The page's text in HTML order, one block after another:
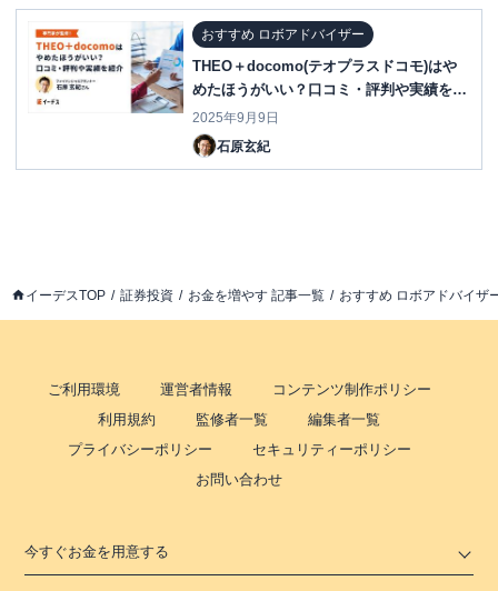
おすすめ ロボアドバイザー
THEO＋docomo(テオプラスドコモ)はや
めたほうがいい？口コミ・評判や実績を紹
介
2025年9月9日
石原玄紀
イーデスTOP 証券投資 お金を増やす 記事一覧 おすすめ ロボアドバイザ
ご利用環境 運営者情報
コンテンツ制作ポリシー
利用規約
監修者一覧
編集者一覧
プライバシーポリシー
セキュリティーポリシー
お問い合わせ
今すぐお金を用意する